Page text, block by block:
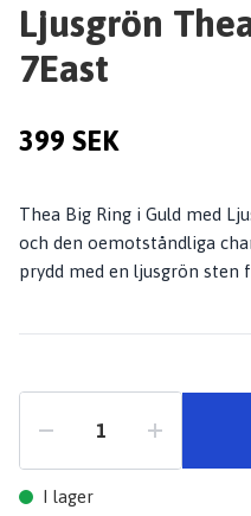
Ljusgrön
7East
399 SEK
Thea Big Ring i Guld med
och den oemotståndliga
prydd med en ljusgrön sten
I lager